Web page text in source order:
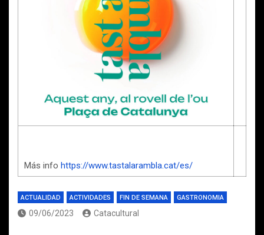
Más info https://www.tastalarambla.cat/es/
ACTUALIDAD ACTIVIDADES FIN DE SEMANA GASTRONOMIA
09/06/2023 Catacultural